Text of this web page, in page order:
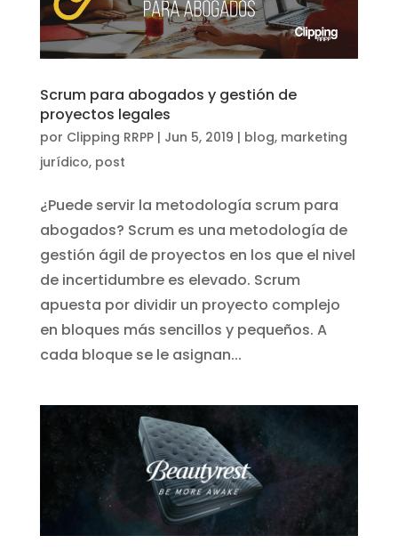
Scrum para abogados y gestión de
proyectos legales
por Clipping RRPP| Jun 5, 2019 | blog, marketing
jurídico, post
¿Puede servir la metodología scrum para
abogados? Scrum es una metodología de
gestión ágil de proyectos en los que el nivel
de incertidumbre es elevado. Scrum
apuesta por dividir un proyecto complejo
en bloques más sencillos y pequeños. A
cada bloque se le asignan...